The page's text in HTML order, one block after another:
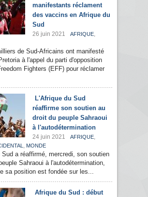
manifestants réclament
des vaccins en Afrique du
Sud
26 juin 2021 AFRIQUE,
de Sud-Africains ont manifesté
à l'appel du parti d'opposition
Fighters (EFF) pour réclamer
L'Afrique du Sud
réaffirme son soutien au
droit du peuple Sahraoui
à l'autodétermination
24 juin 2021 AFRIQUE,
, MONDE
Sud a réaffirmé, mercredi, son soutien
Sahraoui à l'autodétermination,
sa position est fondée sur les...
Afrique du Sud : début